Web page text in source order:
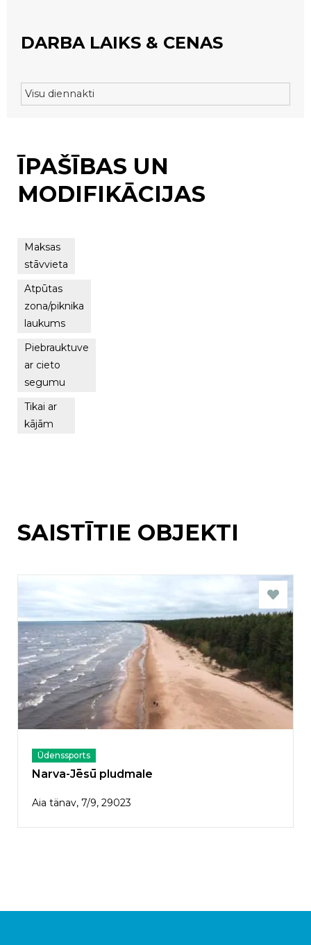
DARBA LAIKS & CENAS
Visu diennakti
ĪPAŠĪBAS UN
MODIFIKĀCIJAS
Maksas
stāvvieta
Atpūtas
zona/piknika
laukums
Piebrauktuve
ar cieto
segumu
Tikai ar
kājām
SAISTĪTIE OBJEKTI
Ūdenssports
Narva-Jēsū pludmale
Aia tänav, 7/9, 29023